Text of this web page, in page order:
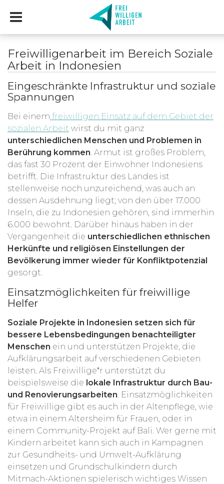
Freiwilligenarbeit im Bereich Soziale
Arbeit in Indonesien
Eingeschränkte Infrastruktur und soziale
Spannungen
Bei einem freiwilligen Einsatz auf dem Gebiet der
sozialen Arbeit wirst du mit ganz
unterschiedlichen Menschen und Problemen in
Berührung kommen. Armut ist großes Problem,
das fast 30 Prozent der Einwohner Indonesiens
betrifft. Die Infrastruktur des Landes ist
stellenweise noch unzureichend, was auch an
dessen Ausdehnung liegt; von den über 17.000
Inseln, die zu Indonesien gehören, sind immerhin
6.000 bewohnt. Darüber hinaus haben in der
Vergangenheit die unterschiedlichen ethnischen
Herkünfte und religiösen Einstellungen der
Bevölkerung immer wieder für Konfliktpotenzial
gesorgt.
Einsatzmöglichkeiten für freiwillige
Helfer
Soziale Projekte in Indonesien setzen sich für
bessere Lebensbedingungen benachteiligter
Menschen ein und unterstützen Projekte, die
Aufklärungsarbeit auf verschiedenen Gebieten
leisten. Als Freiwillige*r unterstützt du
beispielsweise die lokale Infrastruktur durch Bau-
und Renovierungsarbeiten. Einsatzmöglichkeiten
für Freiwillige gibt es auch in der Altenpflege, wie
etwa in einem Altersheim für Frauen, oder in
einem Community-Projekt auf Bali. Wer gerne mit
Kindern arbeitet kann sich auch in Kampagnen
zur Gesundheits- und Umwelt-Aufklärung
einsetzen und Grundschulkindern durch
Mitmach-Aktionen spielerisch wichtiges Wissen